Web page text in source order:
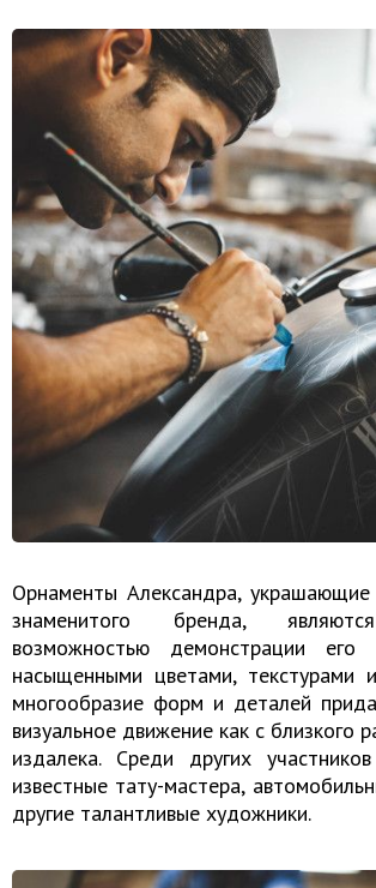
Орнаменты Александра, украшающие
знаменитого бренда,
возможностью демонстрации его
насыщенными цветами, текстурами
многообразие форм и деталей
визуальное движение как с близкого
издалека. Среди других
известные тату-мастера,
другие талантливые художники.